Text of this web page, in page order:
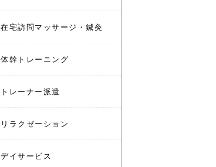
在宅訪問マッサージ・鍼灸
体幹トレーニング
トレーナー派遣
リラクゼーション
デイサービス